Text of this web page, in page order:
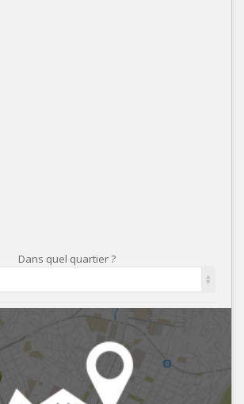
Dans quel quartier ?